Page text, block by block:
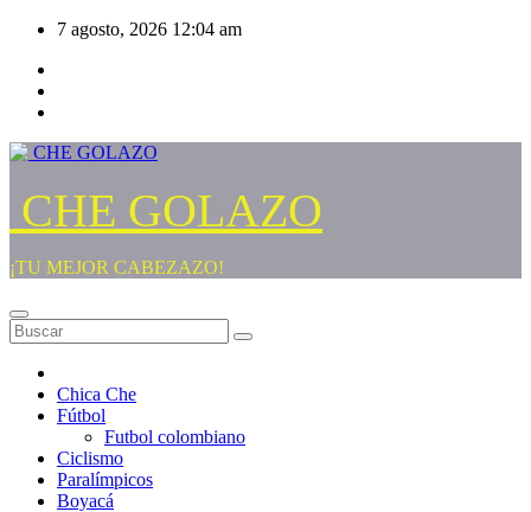
Saltar
contenido
7 agosto, 2026 12:04 am
CHE GOLAZO
¡TU MEJOR CABEZAZO!
Chica Che
Fútbol
Futbol colombiano
Ciclismo
Paralímpicos
Boyacá